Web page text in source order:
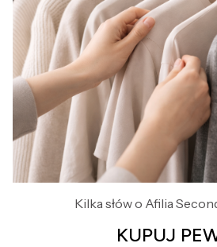
Kilka słów o Afilia
KUPUJ